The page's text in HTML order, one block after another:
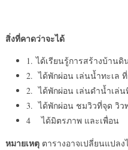
สิ่งที่คาดว่าจะได้
1. ได้เรียนรู้การสร้างบ้านดิ
2. ได้พักผ่อน เล่นน้ำทะเล
2. ได้พักผ่อน เล่นดำน้ำเล่น
3. ได้พักผ่อน ชมวิวที่จุด วิว
4 ได้มิตรภาพ และเพื่อน
หมายเหตุตารางอาจเปลี่ยนแปลง